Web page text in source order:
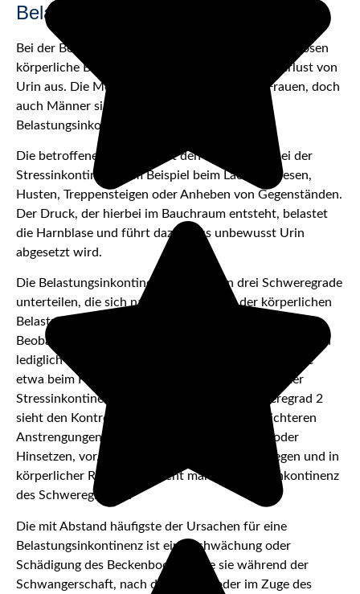
Belastungsinkontinenz
Bei der Belastungsinkontinenz (Stressinkontinenz) lösen
körperliche Belastungen den unkontrollierten Verlust von
Urin aus. Die Mehrheit der Betroffenen sind Frauen, doch
auch Männer sind nicht gänzlich vor der
Belastungsinkontinenz gefeit.
Die betroffene Person erlebt den Harnverlust bei der
Stressinkontinenz zum Beispiel beim Lachen, Niesen,
Husten, Treppensteigen oder Anheben von Gegenständen.
Der Druck, der hierbei im Bauchraum entsteht, belastet
die Harnblase und führt dazu, dass unbewusst Urin
abgesetzt wird.
Die Belastungsinkontinenz lässt sich in drei Schweregrade
unterteilen, die sich nach der Intensität der körperlichen
Belastung, die den Harnverlust auslöst, unterscheiden.
Beobachtet die betroffene Person den Abgang von Harn
lediglich bei schweren körperlichen Belastungen, wie
etwa beim Husten, leidet sie vermutlich unter einer
Stressinkontinenz des Schweregrads 1. Schweregrad 2
sieht den Kontrollverlust über die Blase bei leichteren
Anstrengungen, zum Beispiel beim Aufstehen oder
Hinsetzen, vor. Tritt der Urinverlust auch im Liegen und in
körperlicher Ruhe auf, spricht man von Stressinkontinenz
des Schweregrads 3.
Die mit Abstand häufigste der Ursachen für eine
Belastungsinkontinenz ist eine Schwächung oder
Schädigung des Beckenbodens, wie sie während der
Schwangerschaft, nach der Geburt oder im Zuge des